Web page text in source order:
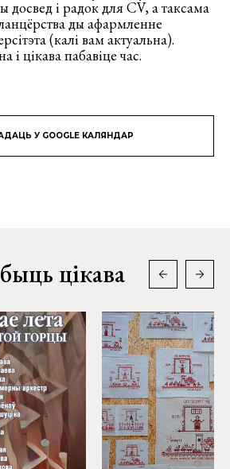
досвед і радок для CV, а таксама
ды афармленне
(калі вам актуальна).
і цікава пабавіце час.
У GOOGLE КАЛЯНДАР
цікава